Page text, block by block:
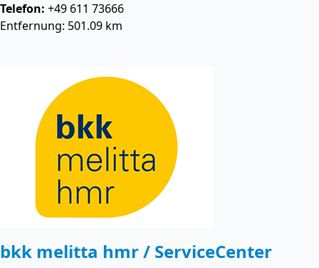
Telefon: +49 611 73666
Entfernung: 501.09 km
bkk melitta hmr / ServiceCenter